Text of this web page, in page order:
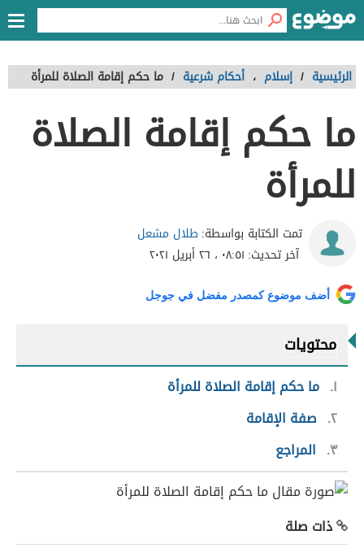
الرئيسية / إسلام ، أحكام شرعية / ما حكم إقامة الصلاة للمرأة
ما حكم إقامة الصلاة
للمرأة
تمت الكتابة بواسطة: طلال مشعل
آخر تحديث: ٠٨:٥١ ، ٢٦ أبريل ٢٠٢١
أضف موضوع كمصدر مفضل في جوجل
محتويات
١ ما حكم إقامة الصلاة للمرأة
٢ صفة الإقامة
٣
المراجع
ذات صلة